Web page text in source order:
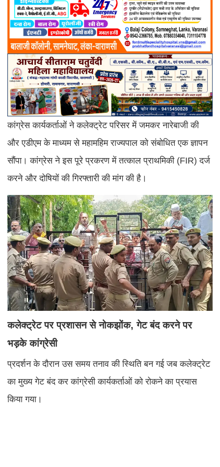
कांग्रेस कार्यकर्ताओं ने कलेक्ट्रेट परिसर में जमकर नारेबाजी की
और एडीएम के माध्यम से महामहिम राज्यपाल को संबोधित एक ज्ञापन
सौंपा। कांग्रेस ने इस पूरे प्रकरण में तत्काल प्राथमिकी (FIR) दर्ज
करने और दोषियों की गिरफ्तारी की मांग की है।
कलेक्ट्रेट पर प्रशासन से नोकझोंक, गेट बंद करने पर
भड़के कांग्रेसी
प्रदर्शन के दौरान उस समय तनाव की स्थिति बन गई जब कलेक्ट्रेट
का मुख्य गेट बंद कर कांग्रेसी कार्यकर्ताओं को रोकने का प्रयास
किया गया।